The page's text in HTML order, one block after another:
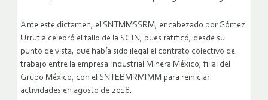
Ante este dictamen, el SNTMMSSRM, encabezado por Gómez
Urrutia celebró el fallo de la SCJN, pues ratificó, desde su
punto de vista, que había sido ilegal el contrato colectivo de
trabajo entre la empresa Industrial Minera México, filial del
Grupo México, con el SNTEBMRMIMM para reiniciar
actividades en agosto de 2018.